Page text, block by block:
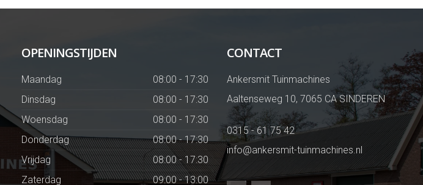
OPENINGSTIJDEN
Maandag
08:00 - 17:30
Dinsdag
08:00 - 17:30
Woensdag
08:00 - 17:30
Donderdag
08:00 - 17:30
Vrijdag
08:00 - 17:30
Zaterdag
09:00 - 13:00
CONTACT
Ankersmit Tuinmachines
Aaltenseweg 10, 7065 CA SINDEREN
0315 - 61 75 42
info@ankersmit-tuinmachines.nl